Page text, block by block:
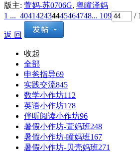
版主: 萱妈-苏0706G, 粤瞳泽妈
1 ... 404142434445464748... 109 /
返 回
收起
全部
申爸指导69
实践交流845
数学小作坊112
英语小作坊178
伴听阅读小作坊96
暑假小作坊-萱妈班248
暑假小作坊-瞳妈班167
暑假小作坊-贝壳妈班271